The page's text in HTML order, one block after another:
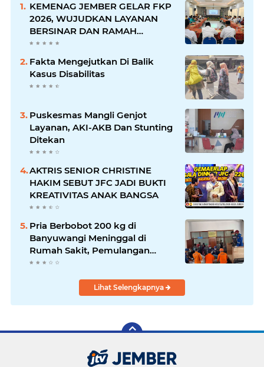
KEMENAG JEMBER GELAR FKP
2026, WUJUDKAN LAYANAN
BERSINAR DAN RAMAH
DISABILITAS
Fakta Mengejutkan Di Balik
Kasus Disabilitas
Puskesmas Mangli Genjot
Layanan, AKI-AKB Dan Stunting
Ditekan
AKTRIS SENIOR CHRISTINE
HAKIM SEBUT JFC JADI BUKTI
KREATIVITAS ANAK BANGSA
Pria Berbobot 200 kg di
Banyuwangi Meninggal di
Rumah Sakit, Pemulangan
Dibantu Damkar dan Basarnas
Lihat Selengkapnya